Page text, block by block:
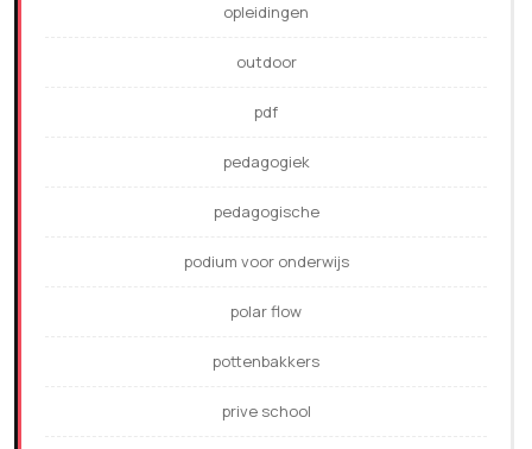
opleidingen
outdoor
pdf
pedagogiek
pedagogische
podium voor onderwijs
polar flow
pottenbakkers
prive school